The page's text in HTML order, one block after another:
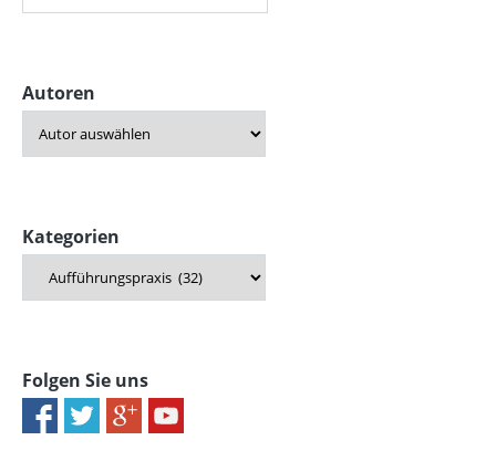
Autoren
Kategorien
Folgen Sie uns